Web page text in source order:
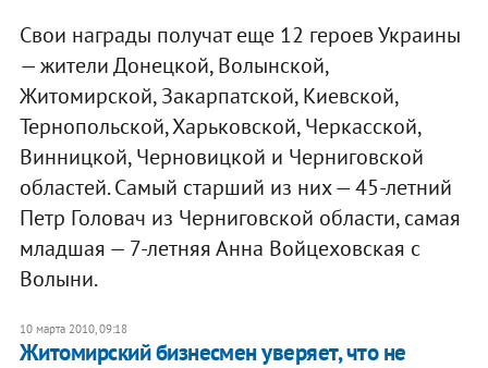
Свои награды получат еще 12 героев Украины
— жители Донецкой, Волынской,
Житомирской, Закарпатской, Киевской,
Тернопольской, Харьковской, Черкасской,
Винницкой, Черновицкой и Черниговской
областей. Самый старший из них — 45-летний
Петр Головач из Черниговской области, самая
младшая — 7-летняя Анна Войцеховская с
Волыни.
10 марта 2010, 09:18
Житомирский бизнесмен уверяет, что не